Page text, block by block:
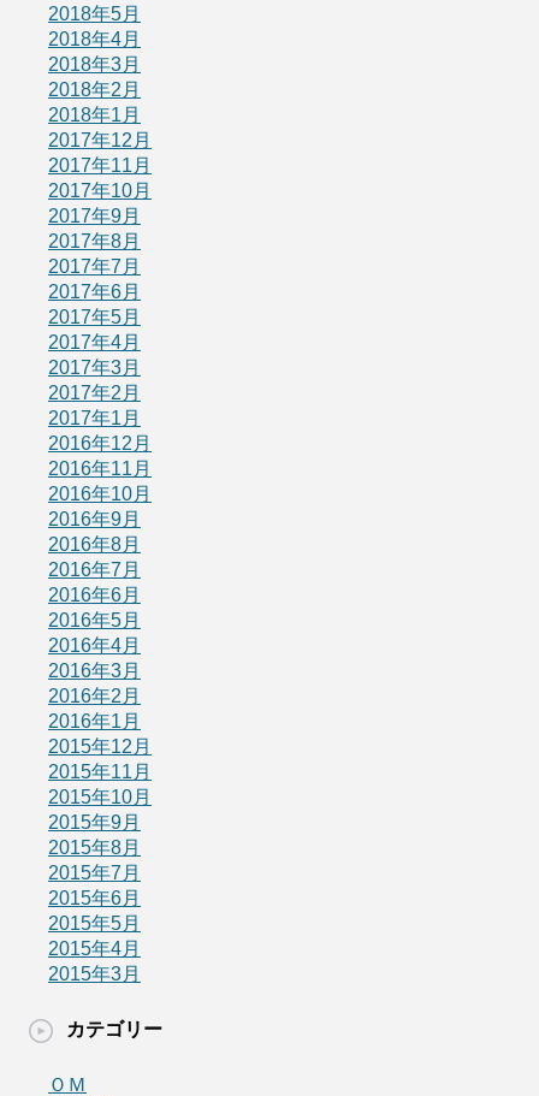
2018年5月
2018年4月
2018年3月
2018年2月
2018年1月
2017年12月
2017年11月
2017年10月
2017年9月
2017年8月
2017年7月
2017年6月
2017年5月
2017年4月
2017年3月
2017年2月
2017年1月
2016年12月
2016年11月
2016年10月
2016年9月
2016年8月
2016年7月
2016年6月
2016年5月
2016年4月
2016年3月
2016年2月
2016年1月
2015年12月
2015年11月
2015年10月
2015年9月
2015年8月
2015年7月
2015年6月
2015年5月
2015年4月
2015年3月
カテゴリー
ＯＭ